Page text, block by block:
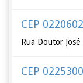
CEP
Rua Doutor José
CEP